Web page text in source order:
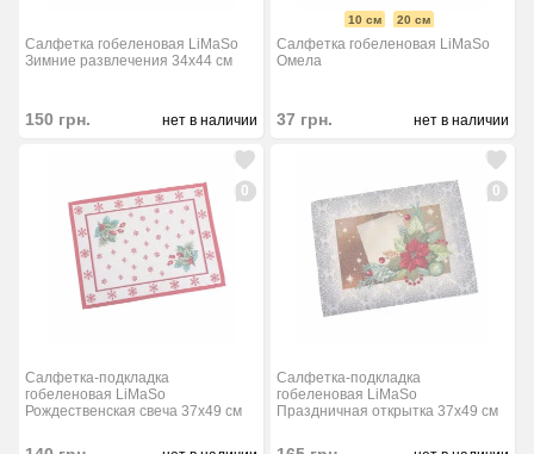
Салфетка гобеленовая LiMaSo
Зимние развлечения 34x44 см
150 грн. нет в наличии
10 см 20 см
Салфетка гобеленовая LiMaSo
Омела
37 грн. нет в наличии
0
Салфетка-подкладка
гобеленовая LiMaSo
Рождественская свеча 37x49 см
0
Салфетка-подкладка
гобеленовая LiMaSo
Праздничная открытка 37x49 см